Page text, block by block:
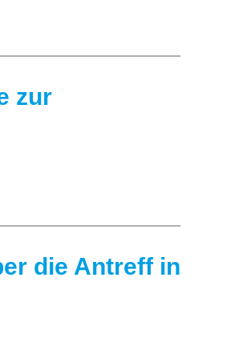
zur
die Antreff in